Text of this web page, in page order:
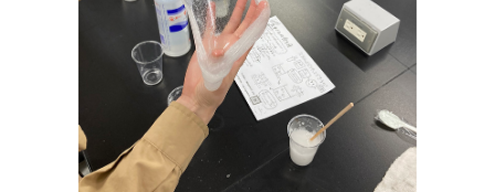
2. 工学院大学ヒストリー